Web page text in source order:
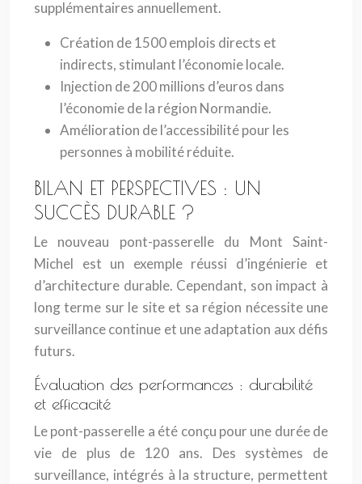
supplémentaires annuellement.
Création de 1500 emplois directs et
indirects, stimulant l’économie locale.
Injection de 200 millions d’euros dans
l’économie de la région Normandie.
Amélioration de l’accessibilité pour les
personnes à mobilité réduite.
BILAN ET PERSPECTIVES : UN
SUCCÈS DURABLE ?
Le nouveau pont-passerelle du Mont Saint-
Michel est un exemple réussi d’ingénierie et
d’architecture durable. Cependant, son impact à
long terme sur le site et sa région nécessite une
surveillance continue et une adaptation aux défis
futurs.
Évaluation des performances : durabilité
et efficacité
Le pont-passerelle a été conçu pour une durée de
vie de plus de 120 ans. Des systèmes de
surveillance, intégrés à la structure, permettent